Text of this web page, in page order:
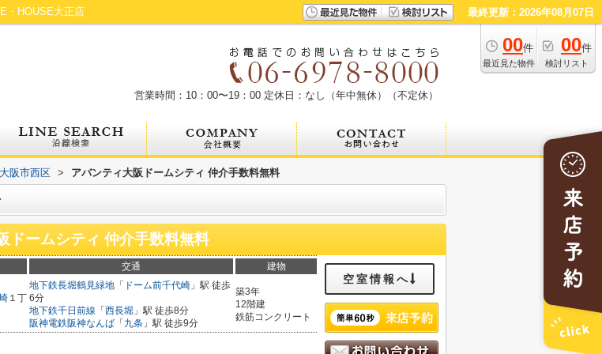
・HOUSE大正店 最終更新：2026年08月07日
00件
最近見た物件
00件
検討リスト
営業時間：10：00〜19：00 定休日：なし（年中無休）（不定休）
大阪市西区 > アバンティ大阪ドームシティ 仲介手数料無料
ドームシティ 仲介手数料無料
交通 建物
１丁
地下鉄長堀鶴見緑地 「 ドーム前千代崎 」駅 徒歩
6分
地下鉄千日前線 「 西長堀 」駅 徒歩8分
阪神電鉄阪神なんば 「 九条 」駅 徒歩9分
築3年
12階建
鉄筋コンクリート
空室情報へ